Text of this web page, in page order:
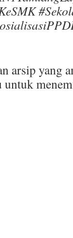
arsip yang
untuk